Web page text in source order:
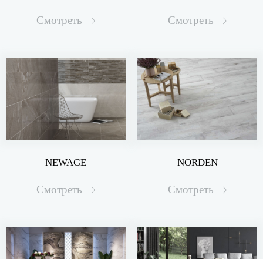
Смотреть Смотреть
NEWAGE
Смотреть
NORDEN
Смотреть